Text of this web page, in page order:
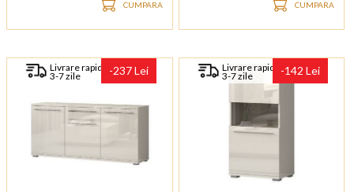
CUMPARA CUMPARA
Livrare rapida
3-7 zile -237 Lei Livrare rapida
3-7 zile -142 Lei